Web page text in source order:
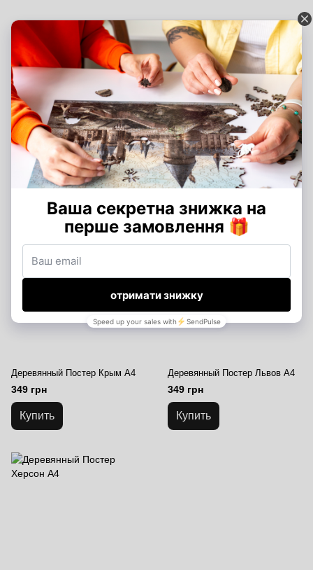
Деревянный Постер Киев А4
349 грн
Купить
Деревянный Постер Харьков
А4
349 грн
Купить
Деревянный Постер Крым А4
349 грн
Купить
Деревянный Постер Львов А4
349 грн
Купить